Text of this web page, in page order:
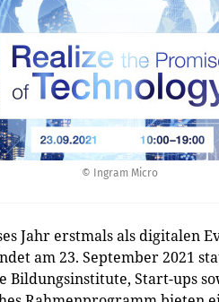
© Ingram Micro
Jahr erstmals als digitalen
am 23. September 2021
Bildungsinstitute, Start-ups